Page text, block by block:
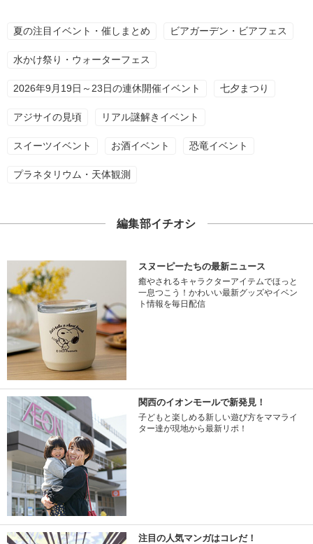
夏の注目イベント・催しまとめ ビアガーデン・ビアフェス
水かけ祭り・ウォーターフェス
2026年9月19日～23日の連休開催イベント 七夕まつり
アジサイの見頃 リアル謎解きイベント
スイーツイベント お酒イベント 恐竜イベント
プラネタリウム・天体観測
編集部イチオシ
スヌーピーたちの最新ニュース
癒やされるキャラクターアイテムでほっと
一息つこう！かわいい最新グッズやイベン
ト情報を毎日配信
関西のイオンモールで新発見！
子どもと楽しめる新しい遊び方をママライ
ター達が現地から最新リポ！
注目の人気マンガはコレだ！